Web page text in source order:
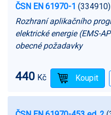
ČSN EN 61970-1 (334910)
Rozhraní aplikačního
elektrické energie (EMS-
obecné požadavky
440 Kč